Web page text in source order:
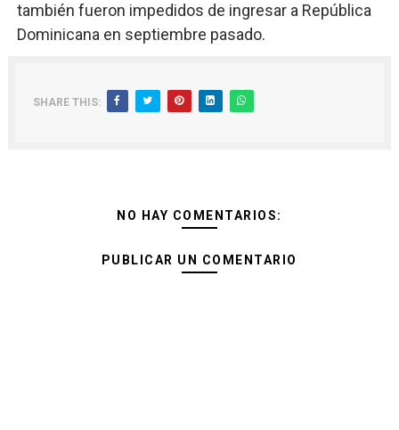
también fueron impedidos de ingresar a República
Dominicana en septiembre pasado.
SHARE THIS:
NO HAY COMENTARIOS:
PUBLICAR UN COMENTARIO